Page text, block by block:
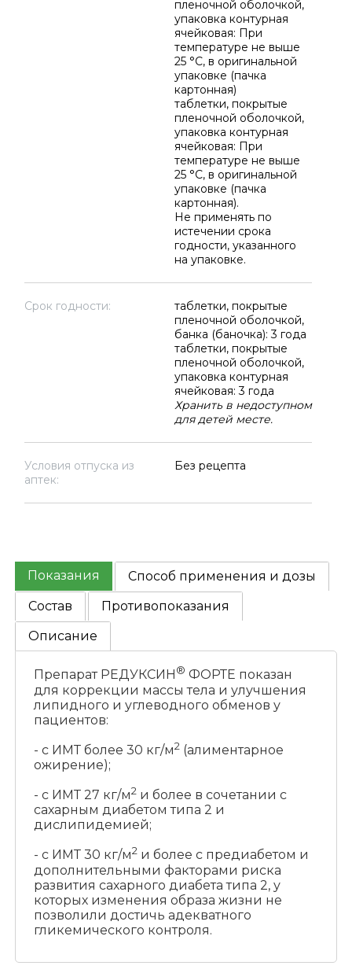
пленочной оболочкой,
упаковка контурная
ячейковая: При
температуре не выше
25 °C, в оригинальной
упаковке (пачка
картонная)
таблетки, покрытые
пленочной оболочкой,
упаковка контурная
ячейковая: При
температуре не выше
25 °C, в оригинальной
упаковке (пачка
картонная).
Не применять по
истечении срока
годности, указанного
на упаковке.
Срок годности:
таблетки, покрытые
пленочной оболочкой,
банка (баночка): 3 года
таблетки, покрытые
пленочной оболочкой,
упаковка контурная
ячейковая: 3 года
Хранить в недоступном
для детей месте.
Условия отпуска из
аптек:
Без рецепта
Показания
Способ применения и дозы
Состав
Противопоказания
Описание
Препарат РЕДУКСИН ® ФОРТЕ показан
для коррекции массы тела и улучшения
липидного и углеводного обменов у
пациентов:
- с ИМТ более 30 кг/м2(алиментарное
ожирение);
- с ИМТ 27 кг/м2и более в сочетании с
сахарным диабетом типа 2 и
дислипидемией;
- с ИМТ 30 кг/м2и более с предиабетом и
дополнительными факторами риска
развития сахарного диабета типа 2, у
которых изменения образа жизни не
позволили достичь адекватного
гликемического контроля.